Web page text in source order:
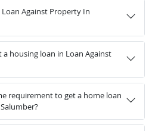
Against Property In
housing loan in Loan Against
requirement to get a home loan